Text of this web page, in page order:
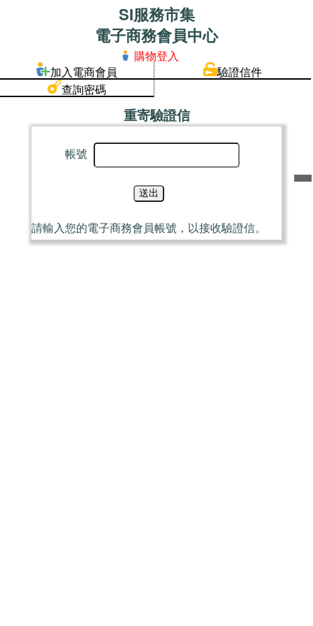
SI服務市集
電子商務會員中心
購物登入
加入電商會員
驗證信件
查詢密碼
重寄驗證信
帳號
請輸入您的電子商務會員帳號，以接收驗證信。